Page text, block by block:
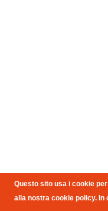
Questo sito usa i cookie
alla nostra cookie policy.